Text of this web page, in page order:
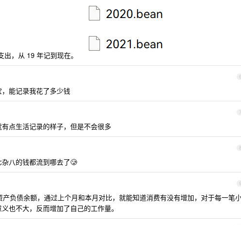
，从 19 年记到现在。
6
能记录我花了多少钱
7
点生活记录的样子，但是不会很多
8
八的钱都流到哪去了🥲
9
负债余额，通过上个月和本月对比，就能知道消费有没有增加，对于每一笔
也不大，反而增加了自己的工作量。